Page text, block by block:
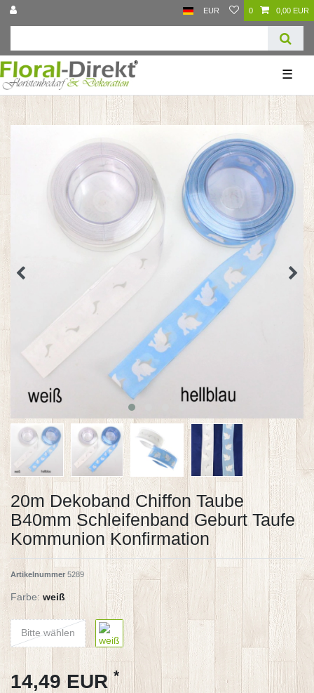
EUR 0 0,00 EUR
☰
20m Dekoband Chiffon Taube
B40mm Schleifenband Geburt Taufe
Kommunion Konfirmation
Artikelnummer 5289
Farbe: weiß
Bitte wählen
14,49 EUR *